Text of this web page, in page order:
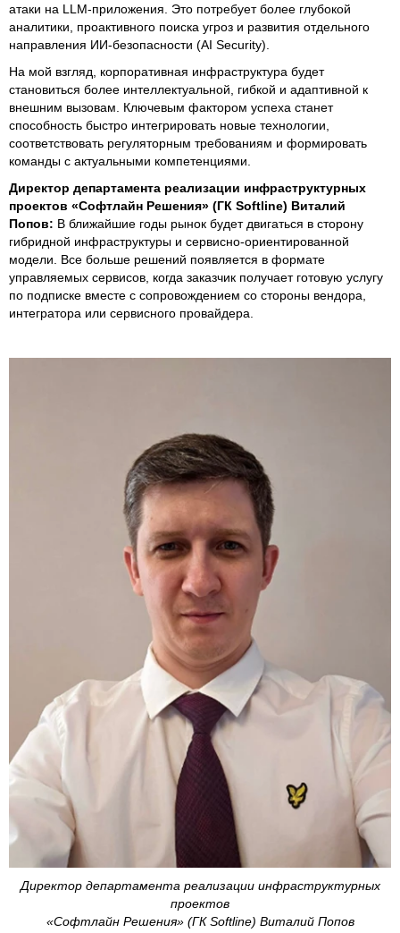
атаки на LLM-приложения. Это потребует более глубокой
аналитики, проактивного поиска угроз и развития отдельного
направления ИИ-безопасности (AI Security).
На мой взгляд, корпоративная инфраструктура будет
становиться более интеллектуальной, гибкой и адаптивной к
внешним вызовам. Ключевым фактором успеха станет
способность быстро интегрировать новые технологии,
соответствовать регуляторным требованиям и формировать
команды с актуальными компетенциями.
Директор департамента реализации инфраструктурных
проектов «Софтлайн Решения» (ГК Softline) Виталий
Попов: В ближайшие годы рынок будет двигаться в сторону
гибридной инфраструктуры и сервисно-ориентированной
модели. Все больше решений появляется в формате
управляемых сервисов, когда заказчик получает готовую услугу
по подписке вместе с сопровождением со стороны вендора,
интегратора или сервисного провайдера.
Директор департамента реализации инфраструктурных
проектов
«Софтлайн Решения» (ГК Softline) Виталий Попов